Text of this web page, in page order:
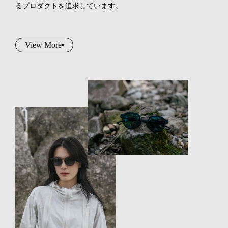
View More
るプロダクトを追求しています。